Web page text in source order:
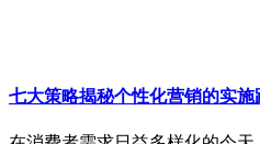
七大策略揭秘个性化营销的实施